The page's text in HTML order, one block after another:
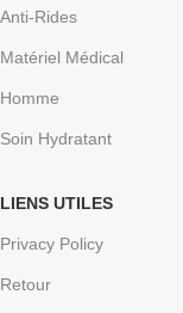
Anti-Rides
Matériel Médical
Homme
Soin Hydratant
LIENS UTILES
Privacy Policy
Retour